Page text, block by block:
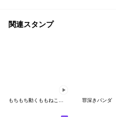
関連スタンプ
もちもち動くももねこちゃん17 罪深きパンダ